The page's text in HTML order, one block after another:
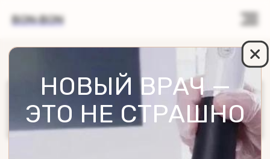
УЛ. СОБИНОВА 32/8
г. Ярославль
BON-BON
НОВЫЙ ВРАЧ —
ЭТО НЕ СТРАШНО